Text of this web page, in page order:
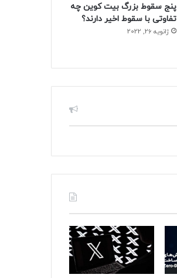
پنج سقوط بزرگ بیت کوین چه
تفاوتی با سقوط اخیر دارند؟
ژانویه 26, 2022